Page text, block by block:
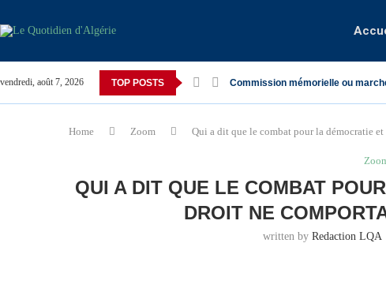
vendredi, août 7, 2026 TOP POSTS Commission mémorielle ou
Home Zoom Qui a dit que le combat pour la démocratie
QUI A DIT QUE LE COMBAT
DROIT NE
written byRedaction LQA